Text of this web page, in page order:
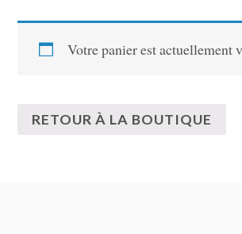
Votre panier est actuellement
RETOUR À LA BOUTIQUE